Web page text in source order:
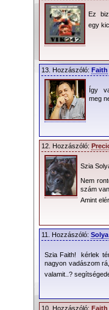
Ez
egy
13. Hozzászóló: Faith
Így
meg
12. Hozzászóló:
Szia
Nem
szám
Amint
11. Hozzászóló: Solya
Szia Faith! kérlek
nagyon vadászom
valamit..?
10. Hozzászóló: Faith